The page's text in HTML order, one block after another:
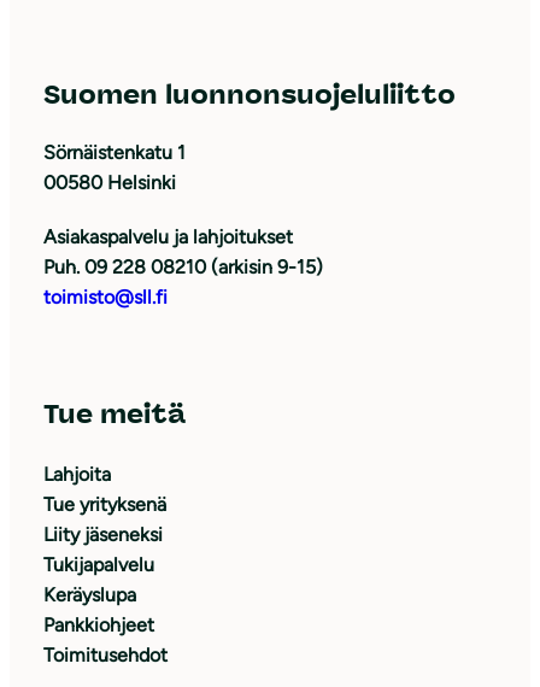
Suomen luonnonsuojeluliitto
Sörnäistenkatu 1
00580 Helsinki
Asiakaspalvelu ja lahjoitukset
Puh. 09 228 08210 (arkisin 9-15)
toimisto@sll.fi
Tue meitä
Lahjoita
Tue yrityksenä
Liity jäseneksi
Tukijapalvelu
Keräyslupa
Pankkiohjeet
Toimitusehdot